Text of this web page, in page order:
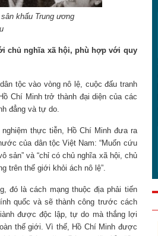
khấu Trung ương
chủ nghĩa xã hội, phù hợp với quy
tộc vào vòng nô lệ, cuộc đấu tranh
Chí Minh trở thành đại diện của các
đẳng và tự do.
thực tiễn, Hồ Chí Minh đưa ra
của dân tộc Việt Nam: “Muốn cứu
sản” và “chỉ có chủ nghĩa xã hội, chủ
trên thế giới khỏi ách nô lệ”.
đó là cách mạng thuộc địa phải tiến
quốc và sẽ thành công trước cách
được độc lập, tự do mà thắng lợi
thế giới. Vì thế, Hồ Chí Minh được